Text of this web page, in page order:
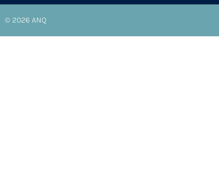
© 2026 ANQ